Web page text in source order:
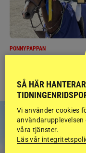
PONNYPAPPAN
Ponnypappan: Kärlek
SÅ HÄR
Vi använder cookies
våra tjänster.
Läs vår